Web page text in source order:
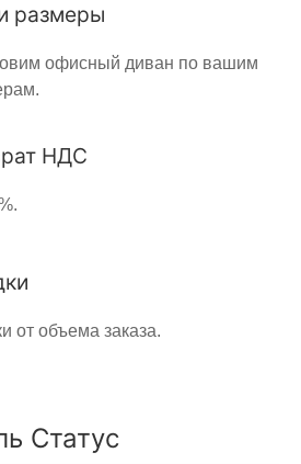
размеры
офисный диван по вашим
НДС
от объема заказа.
Статус